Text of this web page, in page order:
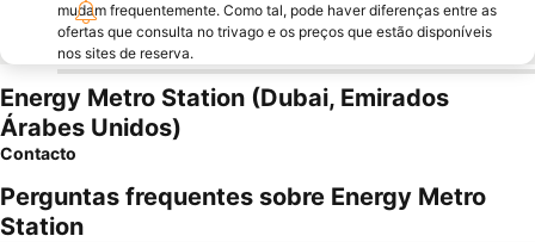
mudam frequentemente. Como tal, pode haver diferenças entre as
ofertas que consulta no trivago e os preços que estão disponíveis
nos sites de reserva.
Energy Metro Station (Dubai, Emirados
Árabes Unidos)
Contacto
Perguntas frequentes sobre Energy Metro
Station